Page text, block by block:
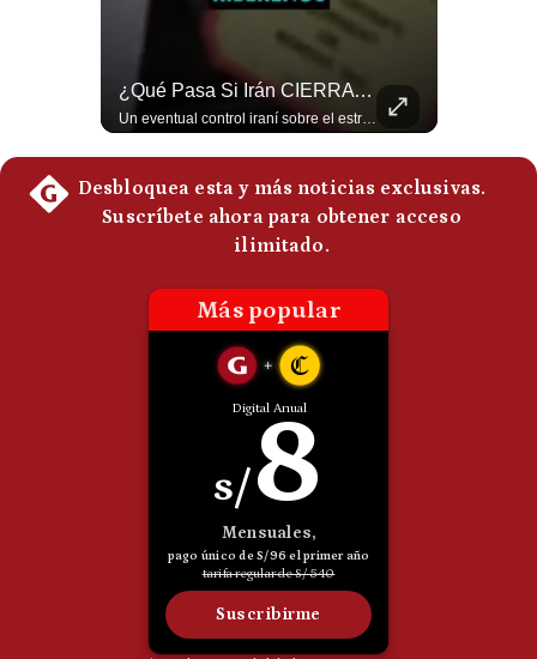
Frecuentes
¿Qué Pasa Si Irán CIERRA El Estrecho De Ormuz? | #radar24
Un eventual control iraní sobre el estrecho de Ormuz cambiaría radicalmente el equilibrio de poder, así lo explicó el analista Roberto Heimovits. Además, explicó que países como Arabia Saudita, Qatar, Emiratos Árabes Unidos, Irak y Kuwait dependen de esa ruta para exportar petróleo, gas y fertilizantes. #Geopolitica #Irán #EstrechoDeOrmuz #Petroleo #NoticiasInternacionales #RobertoHeimovits #Shorts 👉 Suscríbete y activa la campana para no perderte nuestro análisis diario. 🌎 Síguenos en nuestras redes sociales: 📌 Web oficial: https://gestion.pe/mundo/ 📌 LinkedIn: http://bit.ly/3HYIET0 📌 X (Twitter): http://bit.ly/4noZtX9 📌 TikTok: http://bit.ly/4evB6TO